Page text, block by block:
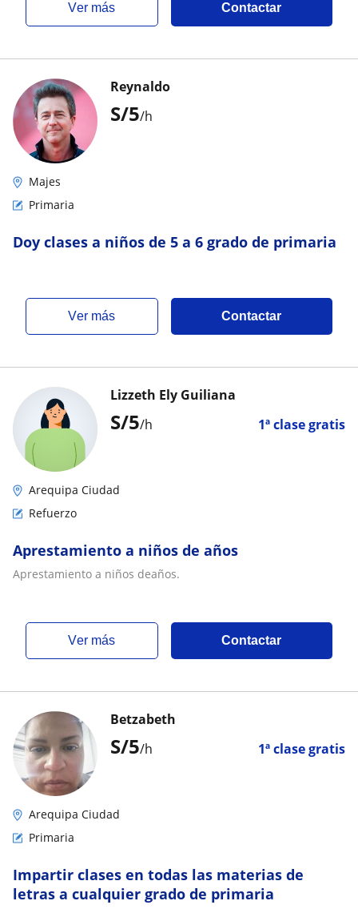
ver más Contactar
S/5/h
Reynaldo
Majes
Primaria
Doy clases a niños de 5 a 6 grado de primaria
ver más Contactar
S/5/h 1ª clase gratis
Lizzeth Ely Guiliana
Arequipa Ciudad
Refuerzo
Aprestamiento a niños de años
Aprestamiento a niños deaños.
ver más Contactar
S/5/h 1ª clase gratis
Betzabeth
Arequipa Ciudad
Primaria
Impartir clases en todas las materias de
letras a cualquier grado de primaria